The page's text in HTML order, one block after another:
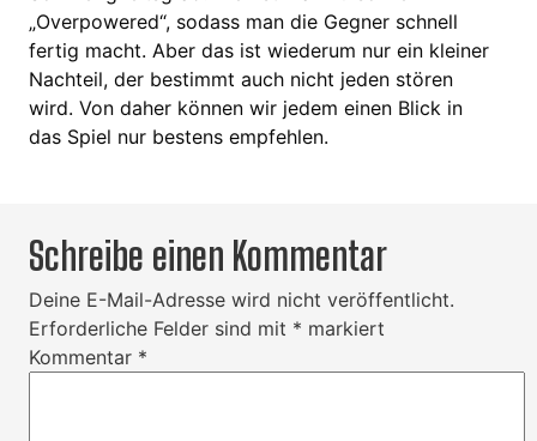
„Overpowered“, sodass man die Gegner schnell
fertig macht. Aber das ist wiederum nur ein kleiner
Nachteil, der bestimmt auch nicht jeden stören
wird. Von daher können wir jedem einen Blick in
das Spiel nur bestens empfehlen.
Schreibe einen Kommentar
Deine E-Mail-Adresse wird nicht veröffentlicht.
Erforderliche Felder sind mit * markiert
Kommentar *